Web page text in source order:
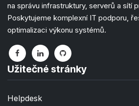
na správu infrastruktury, serverů a sítí
Poskytujeme komplexní IT podporu,
optimalizaci výkonu systémů.
Užitečné stránky
Helpdesk